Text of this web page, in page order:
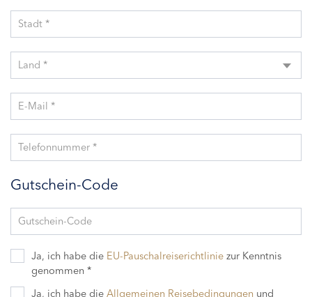
Stadt *
Land *
E-Mail *
Telefonnummer *
Gutschein-Code
Gutschein-Code
Ja, ich habe die EU-Pauschalreiserichtlinie zur Kenntnis
genommen *
Ja, ich habe die Allgemeinen Reisebedingungen und